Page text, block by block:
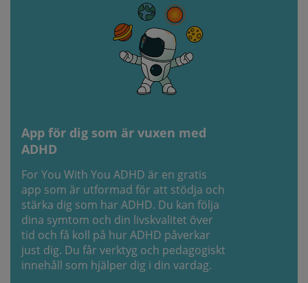
App för dig som är vuxen med
ADHD
For You With You ADHD är en gratis
app som är utformad för att stödja och
stärka dig som har ADHD. Du kan följa
dina symtom och din livskvalitet över
tid och få koll på hur ADHD påverkar
just dig. Du får verktyg och pedagogiskt
innehåll som hjälper dig i din vardag.